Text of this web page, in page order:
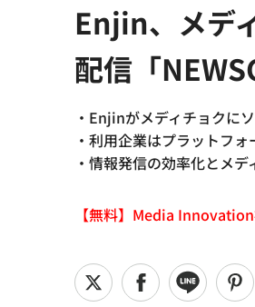
Enjin、メデ
配信「
・Enjinがメディチョクに
・利用企業はプラットフ
・情報発信の効率化とメ
【無料】Media